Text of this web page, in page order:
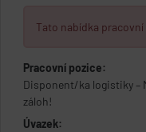
Tato nabídka
Pracovní pozice:
Disponent/ka logistiky –
záloh!
Úvazek: